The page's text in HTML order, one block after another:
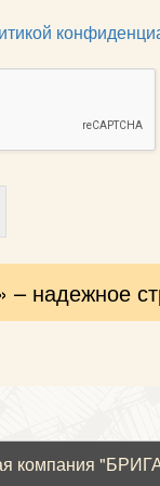
– надежное
компания